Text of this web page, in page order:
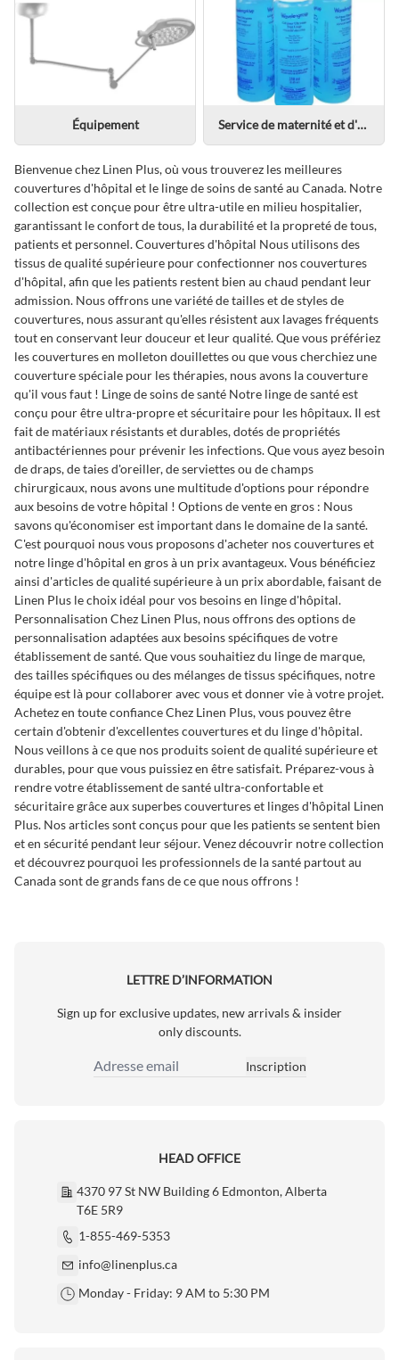
Équipement Service de maternité et d'accouchement
Bienvenue chez Linen Plus, où vous trouverez les meilleures
couvertures d'hôpital et le linge de soins de santé au Canada. Notre
collection est conçue pour être ultra-utile en milieu hospitalier,
garantissant le confort de tous, la durabilité et la propreté de tous,
patients et personnel. Couvertures d'hôpital Nous utilisons des
tissus de qualité supérieure pour confectionner nos couvertures
d'hôpital, afin que les patients restent bien au chaud pendant leur
admission. Nous offrons une variété de tailles et de styles de
couvertures, nous assurant qu'elles résistent aux lavages fréquents
tout en conservant leur douceur et leur qualité. Que vous préfériez
les couvertures en molleton douillettes ou que vous cherchiez une
couverture spéciale pour les thérapies, nous avons la couverture
qu'il vous faut ! Linge de soins de santé Notre linge de santé est
conçu pour être ultra-propre et sécuritaire pour les hôpitaux. Il est
fait de matériaux résistants et durables, dotés de propriétés
antibactériennes pour prévenir les infections. Que vous ayez besoin
de draps, de taies d'oreiller, de serviettes ou de champs
chirurgicaux, nous avons une multitude d'options pour répondre
aux besoins de votre hôpital ! Options de vente en gros : Nous
savons qu'économiser est important dans le domaine de la santé.
C'est pourquoi nous vous proposons d'acheter nos couvertures et
notre linge d'hôpital en gros à un prix avantageux. Vous bénéficiez
ainsi d'articles de qualité supérieure à un prix abordable, faisant de
Linen Plus le choix idéal pour vos besoins en linge d'hôpital.
Personnalisation Chez Linen Plus, nous offrons des options de
personnalisation adaptées aux besoins spécifiques de votre
établissement de santé. Que vous souhaitiez du linge de marque,
des tailles spécifiques ou des mélanges de tissus spécifiques, notre
équipe est là pour collaborer avec vous et donner vie à votre projet.
Achetez en toute confiance Chez Linen Plus, vous pouvez être
certain d'obtenir d'excellentes couvertures et du linge d'hôpital.
Nous veillons à ce que nos produits soient de qualité supérieure et
durables, pour que vous puissiez en être satisfait. Préparez-vous à
rendre votre établissement de santé ultra-confortable et
sécuritaire grâce aux superbes couvertures et linges d'hôpital Linen
Plus. Nos articles sont conçus pour que les patients se sentent bien
et en sécurité pendant leur séjour. Venez découvrir notre collection
et découvrez pourquoi les professionnels de la santé partout au
Canada sont de grands fans de ce que nous offrons !
LETTRE D’INFORMATION
Sign up for exclusive updates, new arrivals & insider
only discounts.
Adresse email
Inscription
HEAD OFFICE
4370 97 St NW Building 6 Edmonton, Alberta
T6E 5R9
1-855-469-5353
info@linenplus.ca
Monday - Friday: 9 AM to 5:30 PM